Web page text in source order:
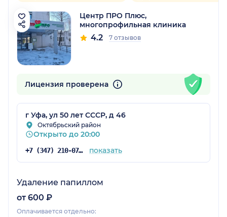
Центр ПРО Плюс,
многопрофильная клиника
4.2 7 отзывов
Лицензия проверена
г Уфа, ул 50 лет СССР, д 46
Октябрьский район
Открыто до 20:00
+7 (347) 210-07-93 показать
Удаление папиллом
от 600 ₽
Оплачивается отдельно: